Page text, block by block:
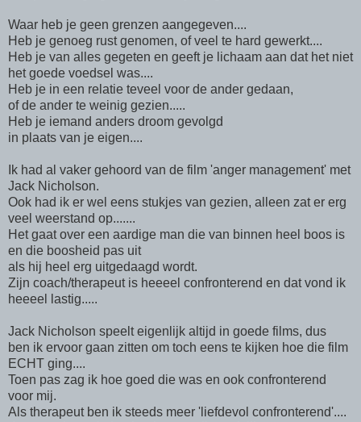
Waar heb je geen grenzen aangegeven....
Heb je genoeg rust genomen, of veel te hard gewerkt....
Heb je van alles gegeten en geeft je lichaam aan dat het niet
het goede voedsel was....
Heb je in een relatie teveel voor de ander gedaan,
of de ander te weinig gezien.....
Heb je iemand anders droom gevolgd
in plaats van je eigen....
Ik had al vaker gehoord van de film 'anger management' met
Jack Nicholson.
Ook had ik er wel eens stukjes van gezien, alleen zat er erg
veel weerstand op.......
Het gaat over een aardige man die van binnen heel boos is
en die boosheid pas uit
als hij heel erg uitgedaagd wordt.
Zijn coach/therapeut is heeeel confronterend en dat vond ik
heeeel lastig.....
Jack Nicholson speelt eigenlijk altijd in goede films, dus
ben ik ervoor gaan zitten om toch eens te kijken hoe die film
ECHT ging....
Toen pas zag ik hoe goed die was en ook confronterend
voor mij.
Als therapeut ben ik steeds meer 'liefdevol confronterend'....